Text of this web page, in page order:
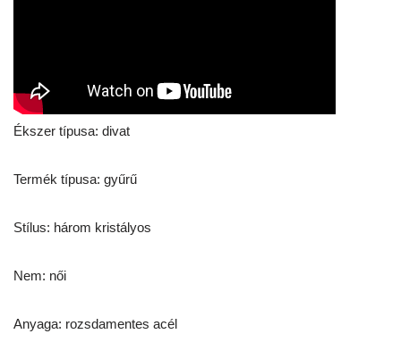
Ékszer típusa: divat
Termék típusa: gyűrű
Stílus: három kristályos
Nem: női
Anyaga: rozsdamentes acél